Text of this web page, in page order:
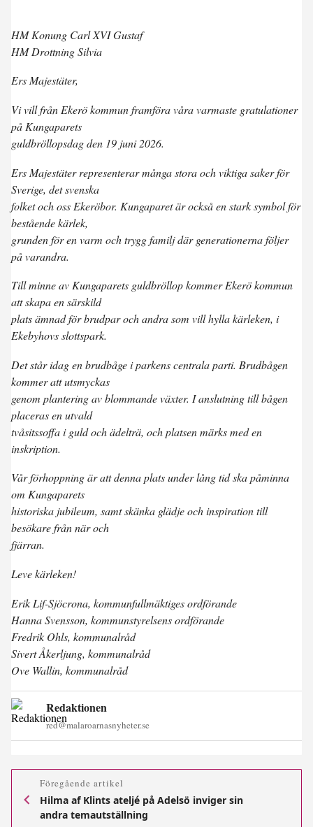
HM Konung Carl XVI Gustaf
HM Drottning Silvia
Ers Majestäter,
Vi vill från Ekerö kommun framföra våra varmaste gratulationer
på Kungaparets
guldbröllopsdag den 19 juni 2026.
Ers Majestäter representerar många stora och viktiga saker för
Sverige, det svenska
folket och oss Ekeröbor. Kungaparet är också en stark symbol för
bestående kärlek,
grunden för en varm och trygg familj där generationerna följer
på varandra.
Till minne av Kungaparets guldbröllop kommer Ekerö kommun
att skapa en särskild
plats ämnad för brudpar och andra som vill hylla kärleken, i
Ekebyhovs slottspark.
Det står idag en brudbåge i parkens centrala parti. Brudbågen
kommer att utsmyckas
genom plantering av blommande växter. I anslutning till bågen
placeras en utvald
tvåsitssoffa i guld och ädelträ, och platsen märks med en
inskription.
Vår förhoppning är att denna plats under lång tid ska påminna
om Kungaparets
historiska jubileum, samt skänka glädje och inspiration till
besökare från när och
fjärran.
Leve kärleken!
Erik Lif-Sjöcrona, kommunfullmäktiges ordförande
Hanna Svensson, kommunstyrelsens ordförande
Fredrik Ohls, kommunalråd
Sivert Åkerljung, kommunalråd
Ove Wallin, kommunalråd
Redaktionen
red@malaroarnasnyheter.se
Föregående artikel
Hilma af Klints ateljé på Adelsö inviger sin
andra temautställning